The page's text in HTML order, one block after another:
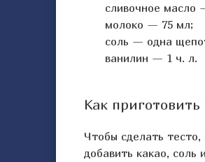
сливочное масло
молоко — 75 мл;
соль — одна
ванилин — 1 ч. л.
Как
Чтобы сделать тесто,
добавить какао,